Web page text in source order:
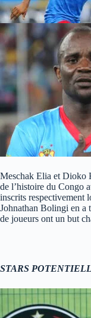
Meschak Elia et Dioko
de l’histoire du Congo
inscrits respectivement
Johnathan Bolingi en a
de joueurs ont un but
STARS